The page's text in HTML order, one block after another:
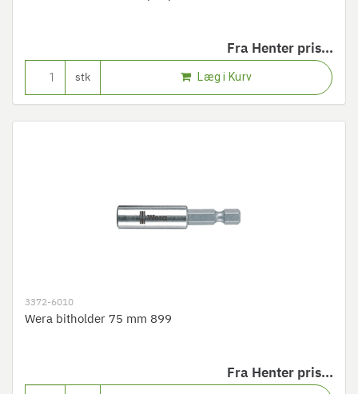
Fra Henter pris...
stk Læg i Kurv
3372-6010
Wera bitholder 75 mm 899
Fra Henter pris...